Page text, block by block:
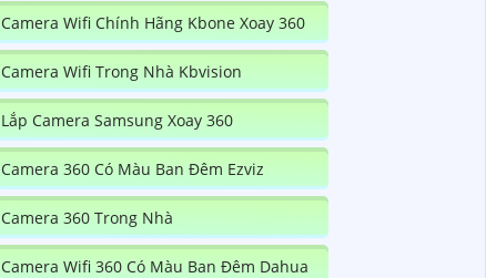
Camera Wifi Chính Hãng Kbone Xoay 360
Camera Wifi Trong Nhà Kbvision
Lắp Camera Samsung Xoay 360
Camera 360 Có Màu Ban Đêm Ezviz
Camera 360 Trong Nhà
Camera Wifi 360 Có Màu Ban Đêm Dahua